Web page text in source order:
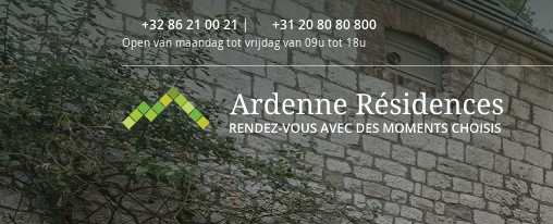
+32 86 21 00 21| +31 20 80 80 800
Open van maandag tot vrijdag van 09u tot 18u